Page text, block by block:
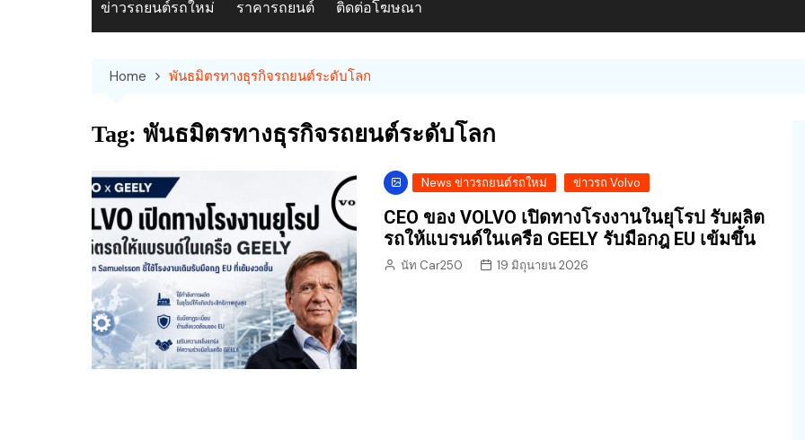
ข่าวรถยนต์รถใหม่ ราคารถยนต์ ติดต่อโฆษณา
Home พันธมิตรทางธุรกิจรถยนต์ระดับโลก
Tag: พันธมิตรทางธุรกิจรถยนต์ระดับโลก
News ข่าวรถยนต์รถใหม่ ข่าวรถ Volvo
CEO ของ VOLVO เปิดทางโรงงานในยุโรป รับผลิต
รถให้แบรนด์ในเครือ GEELY รับมือกฎ EU เข้มขึ้น
นัท Car250 19 มิถุนายน 2026